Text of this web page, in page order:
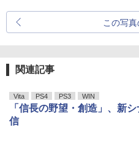
この写
関連記事
Vita PS4 PS3 WIN
「信長の野望・創造」、新
信